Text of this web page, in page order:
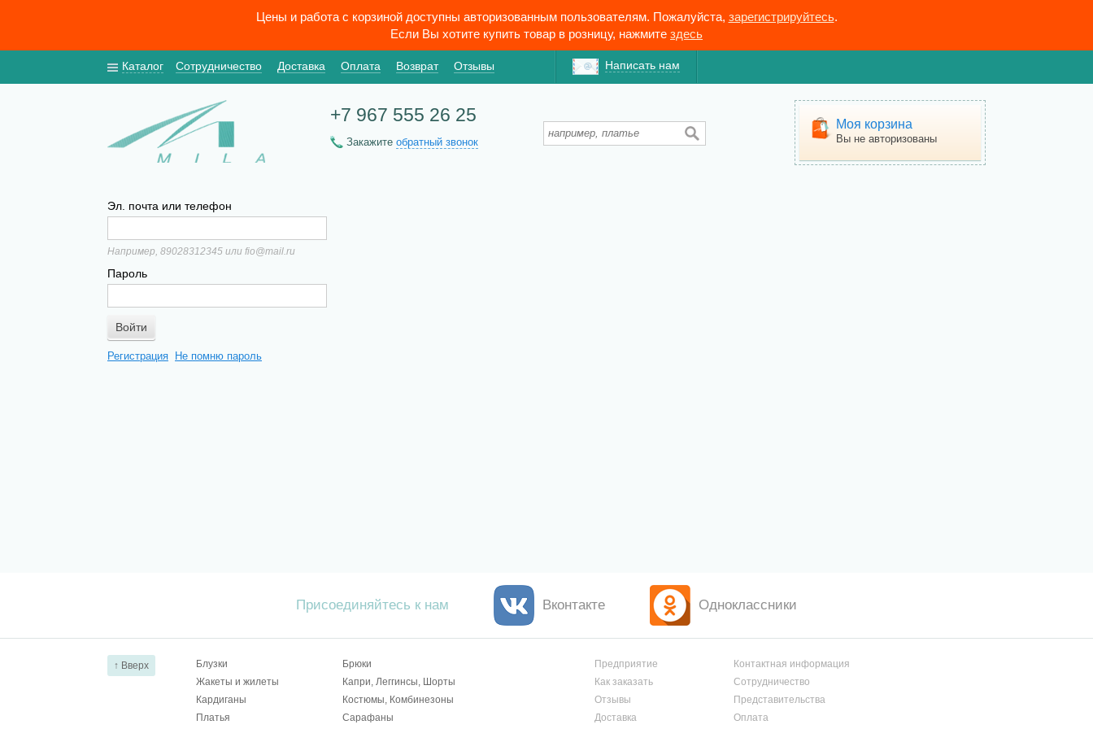
Цены и работа с корзиной доступны авторизованным пользователям. Пожалуйста, зарегистрируйтесь.
Если Вы хотите купить товар в розницу, нажмите здесь
Каталог Сотрудничество Доставка Оплата Возврат Отзывы Написать нам
+7 967 555 26 25
Закажите обратный звонок
Моя корзина
Вы не авторизованы
Эл. почта или телефон
Например, 89028312345 или fio@mail.ru
Пароль
Регистрация Не помню пароль
Присоединяйтесь к нам Вконтакте Одноклассники
↑ Вверх Блузки
Брюки
Жакеты и жилеты
Капри, Леггинсы, Шорты
Кардиганы
Костюмы, Комбинезоны
Платья
Сарафаны
Предприятие
Контактная информация
Как заказать
Сотрудничество
Отзывы
Представительства
Доставка
Оплата